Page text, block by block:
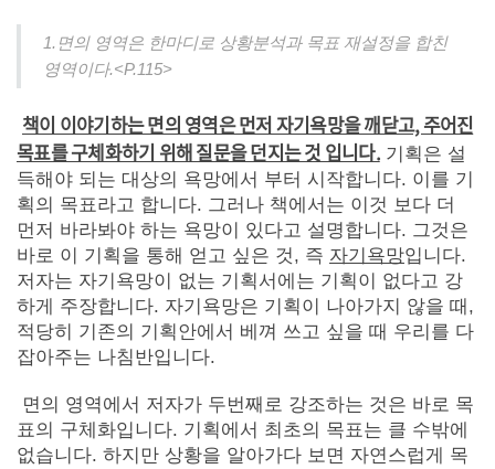
1.면의 영역은 한마디로 상황분석과 목표 재설정을 합친
영역이다.<P.115>
책이 이야기하는 면의 영역은 먼저 자기욕망을 깨닫고, 주어진
목표를 구체화하기 위해 질문을 던지는 것 입니다.기획은 설
득해야 되는 대상의 욕망에서 부터 시작합니다. 이를 기
획의 목표라고 합니다. 그러나 책에서는 이것 보다 더
먼저 바라봐야 하는 욕망이 있다고 설명합니다. 그것은
바로 이 기획을 통해 얻고 싶은 것, 즉 자기욕망입니다.
저자는 자기욕망이 없는 기획서에는 기획이 없다고 강
하게 주장합니다. 자기욕망은 기획이 나아가지 않을 때,
적당히 기존의 기획안에서 베껴 쓰고 싶을 때 우리를 다
잡아주는 나침반입니다.
면의 영역에서 저자가 두번째로 강조하는 것은 바로 목
표의 구체화입니다. 기획에서 최초의 목표는 클 수밖에
없습니다. 하지만 상황을 알아가다 보면 자연스럽게 목